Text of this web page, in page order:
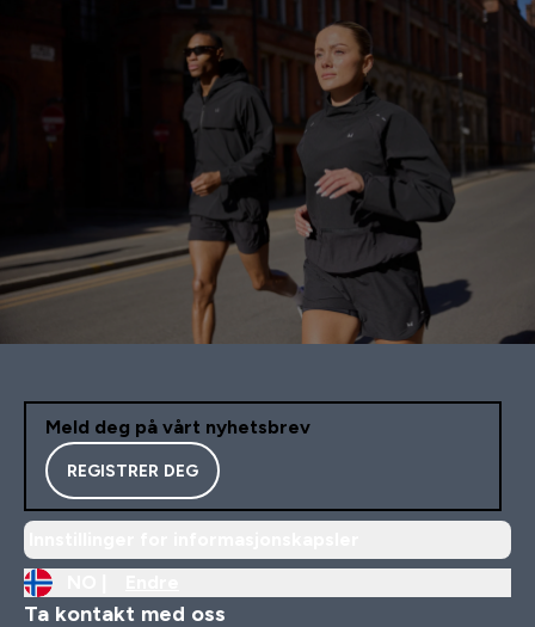
Meld deg på vårt nyhetsbrev
REGISTRER DEG
Ta kontakt med oss